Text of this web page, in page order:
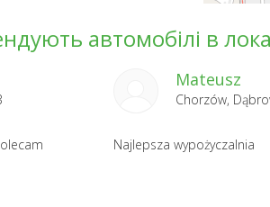
автомобілі в
Mateusz
Chorzów,
Najlepsza wypożyczalnia